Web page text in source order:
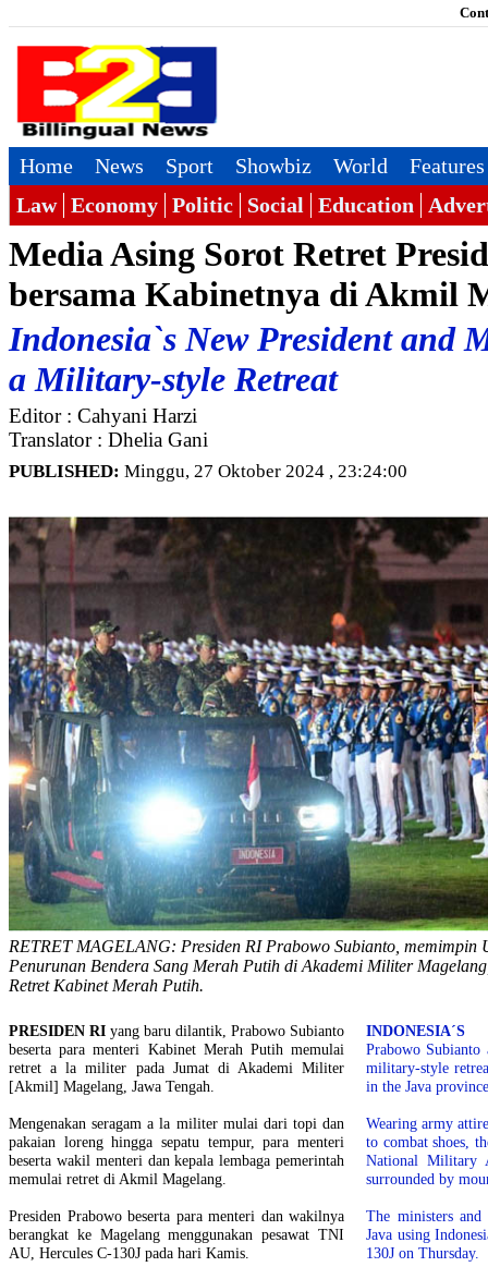
Home News Sport Showbiz World
Features
Law Economy Politic Social Education
Media Asing Sorot Retret
bersama Kabinetnya di Akmil
Indonesia`s New President and
a Military-style Retreat
Editor : Cahyani Harzi
Translator : Dhelia Gani
PUBLISHED: Minggu, 27 Oktober 2024 , 23:24:00
RETRET MAGELANG: Presiden RI Prabowo Subianto, memimpin
Penurunan Bendera Sang Merah Putih di Akademi Militer
Retret Kabinet Merah Putih.
PRESIDEN RI yang baru dilantik, Prabowo Subianto
beserta para menteri Kabinet Merah Putih memulai
retret a la militer pada Jumat di Akademi Militer
[Akmil] Magelang, Jawa Tengah.
Mengenakan seragam a la militer mulai dari topi dan
pakaian loreng hingga sepatu tempur, para menteri
beserta wakil menteri dan kepala lembaga pemerintah
memulai retret di Akmil Magelang.
Presiden Prabowo beserta para menteri dan wakilnya
berangkat ke Magelang menggunakan pesawat TNI
AU, Hercules C-130J pada hari Kamis.
INDONESIA´S
Prabowo Subianto
military-style
in the Java
Wearing army
to combat shoes,
National Military
surrounded by
The ministers
Java using
130J on Thursday.